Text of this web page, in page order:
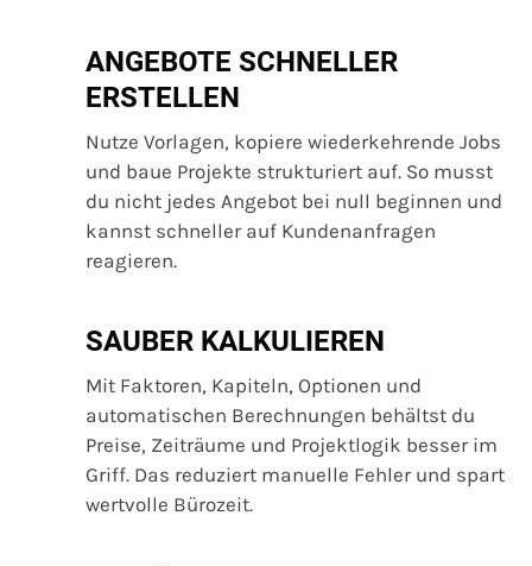
ANGEBOTE SCHNELLER
ERSTELLEN
Nutze Vorlagen, kopiere wiederkehrende Jobs
und baue Projekte strukturiert auf. So musst
du nicht jedes Angebot bei null beginnen und
kannst schneller auf Kundenanfragen
reagieren.
SAUBER KALKULIEREN
Mit Faktoren, Kapiteln, Optionen und
automatischen Berechnungen behältst du
Preise, Zeiträume und Projektlogik besser im
Griff. Das reduziert manuelle Fehler und spart
wertvolle Bürozeit.